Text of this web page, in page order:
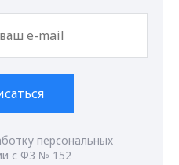
персональных
с ФЗ № 152